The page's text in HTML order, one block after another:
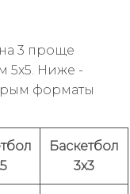
3 проще
5х5. Ниже -
форматы
Баскетбол
3х3